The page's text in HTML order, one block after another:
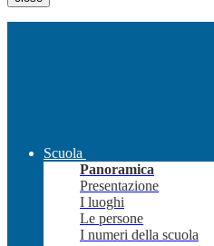
Scuola
Panoramica
Presentazione
I luoghi
Le persone
I numeri della scuola